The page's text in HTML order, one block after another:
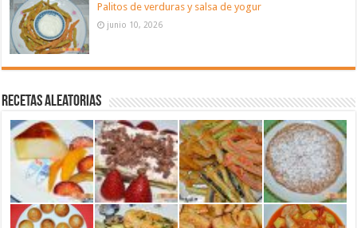
Palitos de verduras y salsa de yogur
junio 10, 2026
Recetas aleatorias